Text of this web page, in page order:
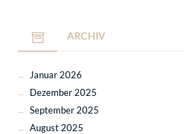
ARCHIV
Januar 2026
Dezember 2025
September 2025
August 2025